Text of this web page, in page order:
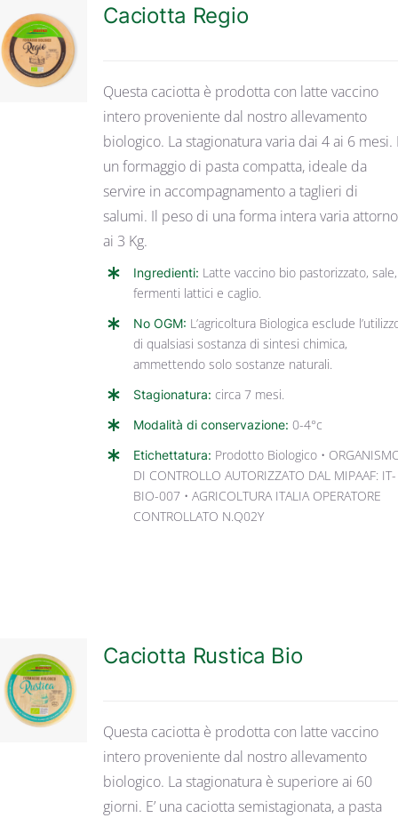
DETTAGLI
Caciotta Regio
Questa caciotta è prodotta con latte vaccino
intero proveniente dal nostro allevamento
biologico. La stagionatura varia dai 4 ai 6 mesi.
un formaggio di pasta compatta, ideale da
servire in accompagnamento a taglieri di
salumi. Il peso di una forma intera varia attorno
ai 3 Kg.
Ingredienti: Latte vaccino bio pastorizzato, sale,
fermenti lattici e caglio.
No OGM: L’agricoltura Biologica esclude
di qualsiasi sostanza di sintesi chimica,
ammettendo solo sostanze naturali.
Stagionatura: circa 7 mesi.
Modalità di conservazione: 0-4°c
Etichettatura: Prodotto Biologico •
DI CONTROLLO AUTORIZZATO DAL MIPAAF: IT-
BIO-007 • AGRICOLTURA ITALIA OPERATORE
CONTROLLATO N.Q02Y
DETTAGLI
Caciotta Rustica Bio
Questa caciotta è prodotta con latte vaccino
intero proveniente dal nostro allevamento
biologico. La stagionatura è superiore ai 60
giorni. E’ una caciotta semistagionata, a pasta